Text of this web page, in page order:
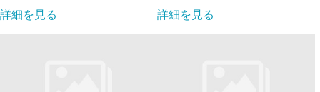
詳細を見る 詳細を見る